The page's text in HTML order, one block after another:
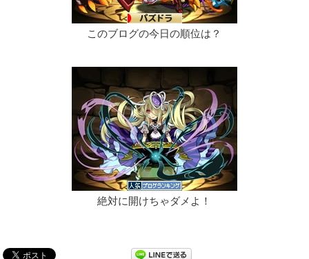
このブログの今日の順位は？
絶対に開けちゃダメよ！